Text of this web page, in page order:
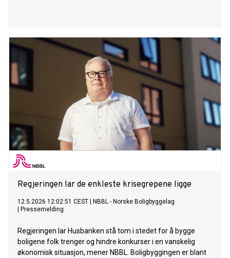
Regjeringen lar de enkleste krisegrepene ligge
12.5.2026 12:02:51 CEST
NBBL - Norske Boligbyggelag
Pressemelding
Regjeringen lar Husbanken stå tom i stedet for å bygge
boligene folk trenger og hindre konkurser i en vanskelig
økonomisk situasjon, mener NBBL. Boligbyggingen er blant